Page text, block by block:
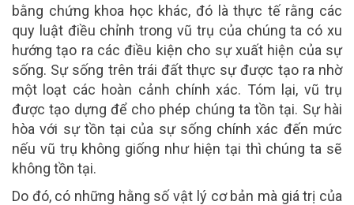
bằng chứng khoa học khác, đó là thực tế rằng các
quy luật điều chỉnh trong vũ trụ của chúng ta có xu
hướng tạo ra các điều kiện cho sự xuất hiện của sự
sống. Sự sống trên trái đất thực sự được tạo ra nhờ
một loạt các hoàn cảnh chính xác. Tóm lại, vũ trụ
được tạo dựng để cho phép chúng ta tồn tại. Sự hài
hòa với sự tồn tại của sự sống chính xác đến mức
nếu vũ trụ không giống như hiện tại thì chúng ta sẽ
không tồn tại.
Do đó, có những hằng số vật lý cơ bản mà giá trị của